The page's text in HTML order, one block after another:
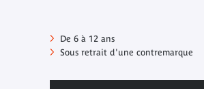
De 6 à 12 ans
Sous retrait d'une contremarque